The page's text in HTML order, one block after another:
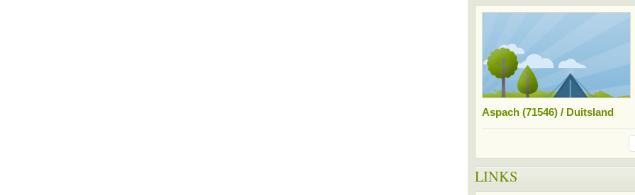
Aspach (71546) / Duitsland
LINKS